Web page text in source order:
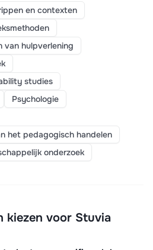
en contexten
van hulpverlening
studies
Psychologie
het pedagogisch handelen
onderzoek
kiezen voor Stuvia